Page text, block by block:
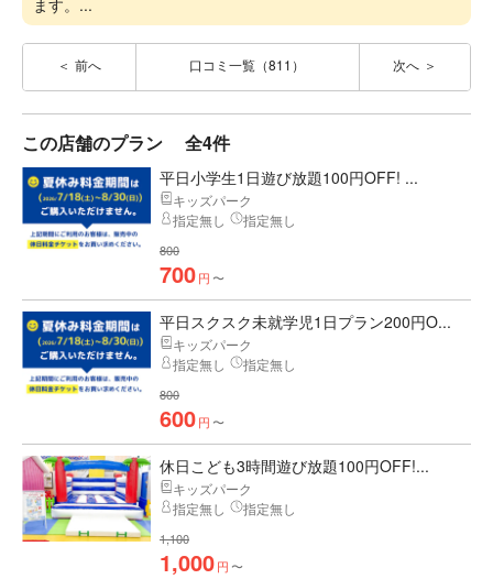
ます。...
前へ 口コミ一覧（811） 次へ
この店舗のプラン 全4件
平日小学生1日遊び放題100円OFF! ...
キッズパーク
指定無し
指定無し
800
700円 〜
平日スクスク未就学児1日プラン200円O...
キッズパーク
指定無し
指定無し
800
600円 〜
休日こども3時間遊び放題100円OFF!...
キッズパーク
指定無し
指定無し
1,100
1,000円 〜